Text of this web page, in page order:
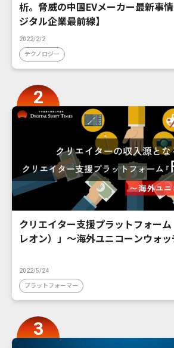
析。脅威の中国EVメーカー最新事
ジタル企業最前線】
2022/2/2
テクノロジー
クリエイター支援プラットフォー
レオン）」〜海外ユニコーンウォ
2022/5/24
プラットフォーマー